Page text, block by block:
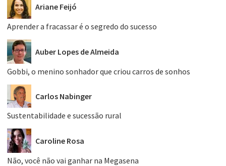
Ariane Feijó
Aprender a fracassar é o segredo do sucesso
Auber Lopes de Almeida
Gobbi, o menino sonhador que criou carros de sonhos
Carlos Nabinger
Sustentabilidade e sucessão rural
Caroline Rosa
Não, você não vai ganhar na Megasena